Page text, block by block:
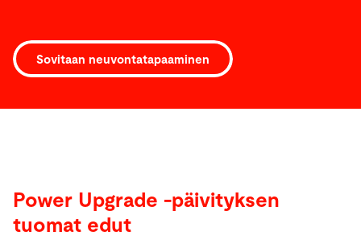
Sovitaan neuvontatapaaminen
Power Upgrade -päivityksen
tuomat edut